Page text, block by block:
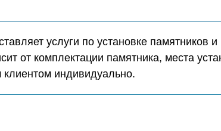
услуги по установке памятников и
от комплектации памятника, места
индивидуально.